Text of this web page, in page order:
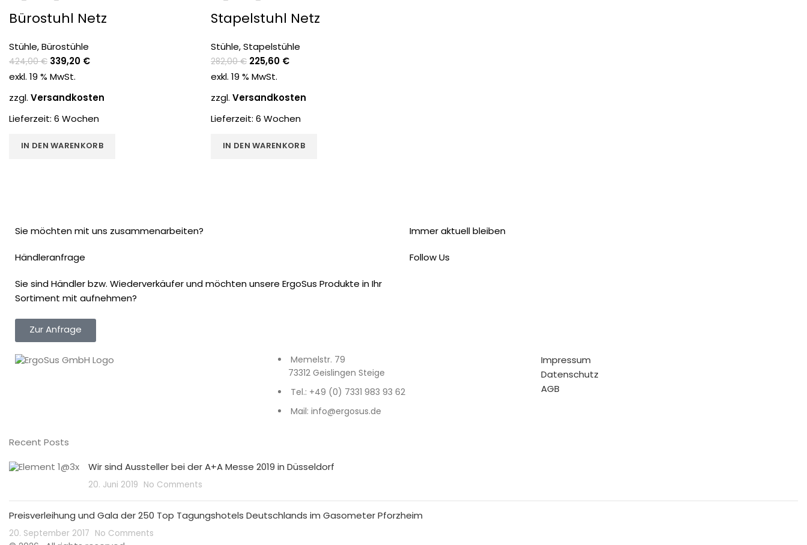
Bürostuhl Netz
Stühle,Bürostühle
424,00€ 339,20 €
exkl. 19 % MwSt.
zzgl. Versandkosten
Lieferzeit: 6 Wochen
IN DEN WARENKORB
Stapelstuhl Netz
Stühle,Stapelstühle
282,00€ 225,60 €
exkl. 19 % MwSt.
zzgl. Versandkosten
Lieferzeit: 6 Wochen
IN DEN WARENKORB
Sie möchten mit uns zusammenarbeiten?
Händleranfrage
Sie sind Händler bzw. Wiederverkäufer und möchten unsere ErgoSus Produkte in Ihr
Sortiment mit aufnehmen?
Zur Anfrage
Immer aktuell bleiben
Follow Us
Memelstr. 79
73312 Geislingen Steige
Tel.: +49 (0) 7331 983 93 62
Mail: info@ergosus.de
Impressum
Datenschutz
AGB
Recent Posts
Wir sind Aussteller bei der A+A Messe 2019 in Düsseldorf
20. Juni 2019 No Comments
Preisverleihung und Gala der 250 Top Tagungshotels Deutschlands im Gasometer Pforzheim
20. September 2017 No Comments